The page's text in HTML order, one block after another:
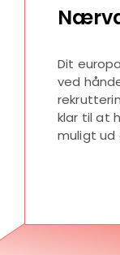
Dit
ved
klar til at
muligt ud